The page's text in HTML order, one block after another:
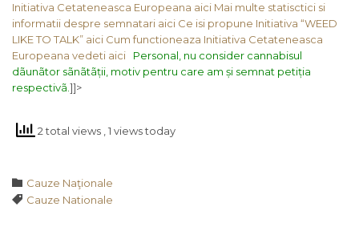
Initiativa Cetateneasca Europeana aici Mai multe statisctici si
informatii despre semnatari aici Ce isi propune Initiativa “WEED
LIKE TO TALK” aici Cum functioneaza Initiativa Cetateneasca
Europeana vedeti aici
Personal, nu consider cannabisul
dãunãtor sãnãtãții, motiv pentru care am și semnat petiția
respectivã. ]]>
2 total views , 1 views today
 Category
Cauze Naţionale
 Tags
Cauze Nationale